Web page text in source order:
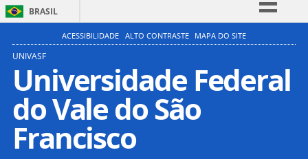
BRASIL
Simplifique!
Participe
Acesso à informação
Legislação
ACESSIBILIDADE ALTO CONTRASTE MAPA DO SITE
UNIVASF
Universidade Federal
do Vale do São
Francisco